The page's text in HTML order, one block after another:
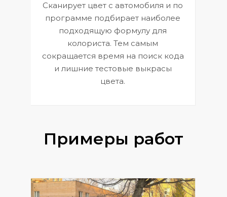
Сканирует цвет с автомобиля и по
программе подбирает наиболее
подходящую формулу для
колориста. Тем самым
сокращается время на поиск кода
и лишние тестовые выкрасы
цвета.
Примеры работ